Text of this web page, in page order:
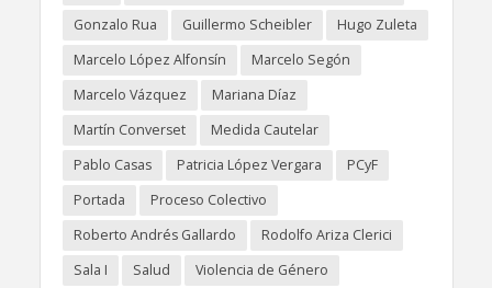
Gonzalo Rua
Guillermo Scheibler
Hugo Zuleta
Marcelo López Alfonsín
Marcelo Segón
Marcelo Vázquez
Mariana Díaz
Martín Converset
Medida Cautelar
Pablo Casas
Patricia López Vergara
PCyF
Portada
Proceso Colectivo
Roberto Andrés Gallardo
Rodolfo Ariza Clerici
Sala I
Salud
Violencia de Género